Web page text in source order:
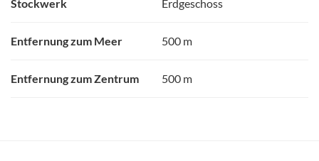
Stockwerk Erdgeschoss
Entfernung zum Meer 500 m
Entfernung zum Zentrum 500 m